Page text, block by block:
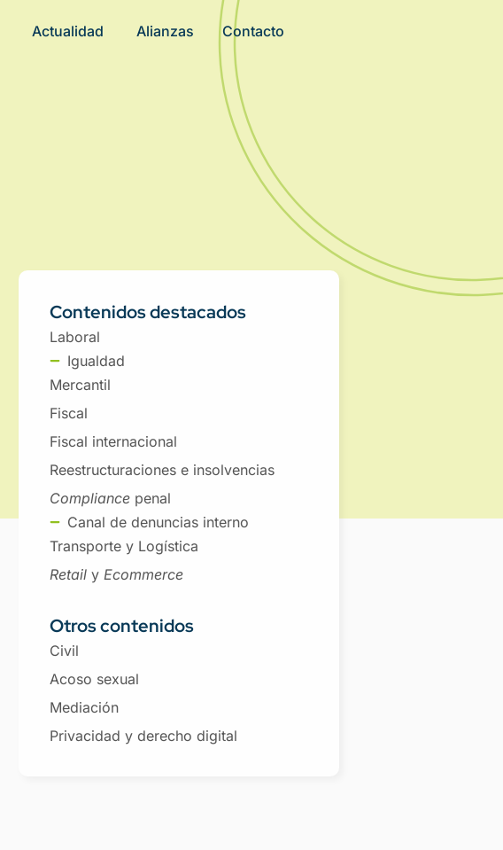
Actualidad Alianzas Contacto
Contenidos destacados
Laboral
Igualdad
Mercantil
Fiscal
Fiscal internacional
Reestructuraciones e insolvencias
Compliance penal
Canal de denuncias interno
Transporte y Logística
Retail yEcommerce
Otros contenidos
Civil
Acoso sexual
Mediación
Privacidad y derecho digital